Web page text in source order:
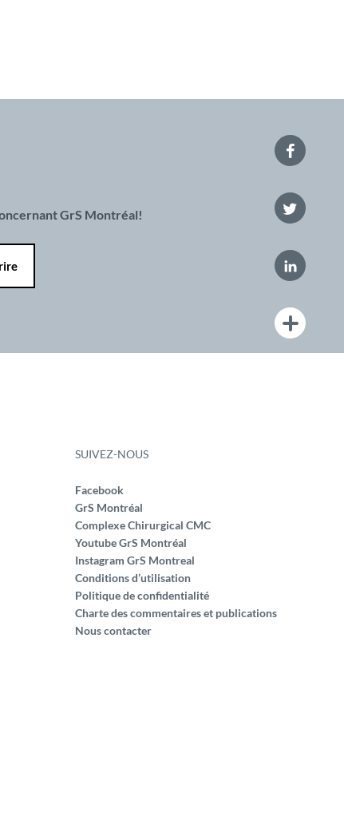
GrS Montréal!
SUIVEZ-NOUS
Facebook
GrS Montréal
Complexe Chirurgical CMC
Youtube GrS Montréal
Instagram GrS Montreal
Conditions d’utilisation
Politique de confidentialité
Charte des commentaires et publications
Nous contacter